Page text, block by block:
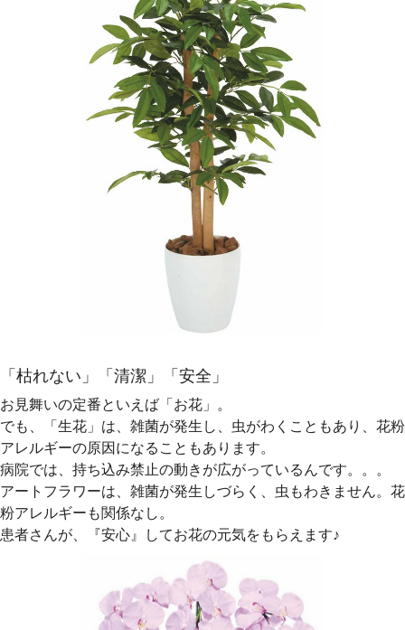
「枯れない」「清潔」「安全」
お見舞いの定番といえば「お花」。
でも、「生花」は、雑菌が発生し、虫がわくこともあり、花粉
アレルギーの原因になることもあります。
病院では、持ち込み禁止の動きが広がっているんです。。。
アートフラワーは、雑菌が発生しづらく、虫もわきません。花
粉アレルギーも関係なし。
患者さんが、『安心』してお花の元気をもらえます♪